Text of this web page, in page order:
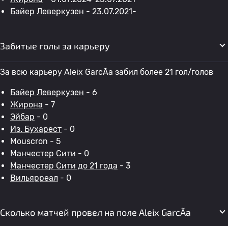
Байер Леверкузен - 23.07.2021-
Забитые голы за карьеру
За всю карьеру Aleix GarcÃ­a забил более 21 гол/голов
Байер Леверкузен - 6
Жирона - 7
Эйбар - 0
Из. Бухарест - 0
Mouscron - 5
Манчестер Сити - 0
Манчестер Сити до 21 года - 3
Вильярреал - 0
Сколько матчей провел на поле Aleix GarcÃ­a